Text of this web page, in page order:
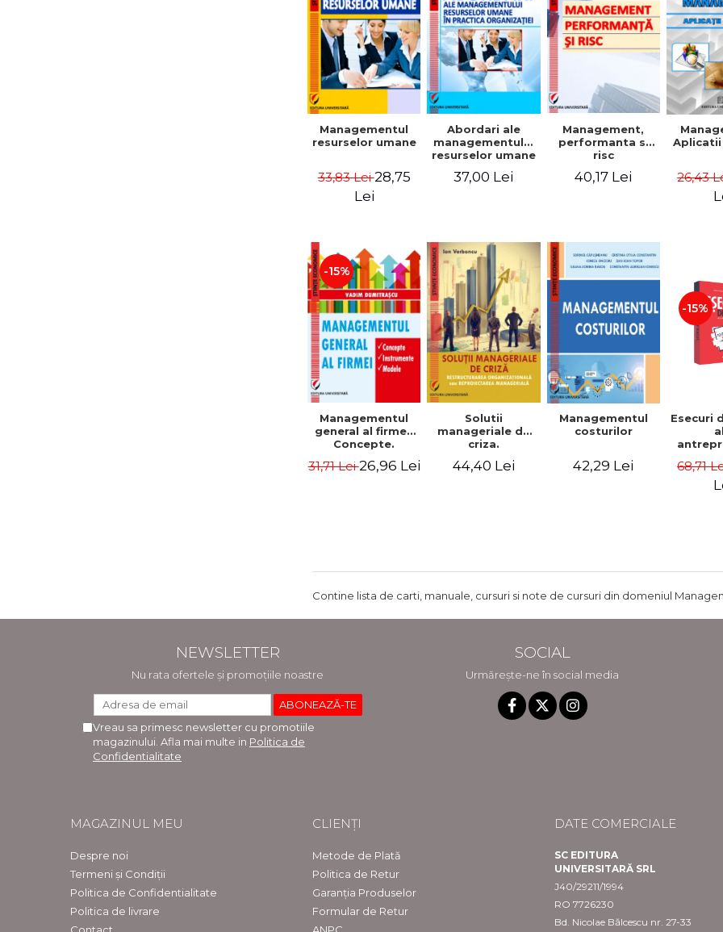
Managementul
resurselor umane
33,83 Lei28,75
Lei
Abordari ale
managementului
resurselor umane
organizatiei
37,00 Lei
Management,
performanta si
risc
40,17 Lei 26,43
-15%
Managementul
general al firmei.
Concepte.
Modele
31,71 Lei26,96 Lei
Solutii
manageriale de
criza.
organizationala
44,40 Lei
Managementul
costurilor
42,29 Lei
-15%
Esecuri
esec
68,71
Contine lista de carti, manuale, cursuri si note de cursuri din domeniul
NEWSLETTER
Nu rata ofertele și promoțiile noastre
Vreau sa primesc newsletter cu promotiile
magazinului. Afla mai multe in Politica de
Confidentialitate
SOCIAL
Urmărește-ne în social media
MAGAZINUL MEU
Despre noi
Termeni și Condiții
Politica de Confidentialitate
Politica de livrare
Contact
CLIENȚI
Metode de Plată
Politica de Retur
Garanția Produselor
Formular de Retur
ANPC
DATE COMERCIALE
SC EDITURA
UNIVERSITARĂ SRL
J40/29211/1994
RO 7726230
Bd. Nicolae Bălcescu nr. 27-33